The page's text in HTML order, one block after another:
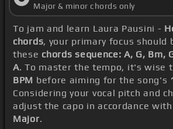
Major & minor chords only
To jam and learn Laura Pausini -
chords, your primary focus should
these chords sequence: A, G, Bm,
A. To master the tempo, it's wise
BPM before aiming for the song's
Considering your vocal pitch and
adjust the capo in accordance
Major.